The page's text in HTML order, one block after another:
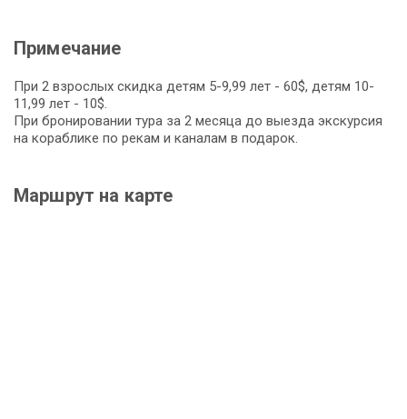
Примечание
При 2 взрослых скидка детям 5-9,99 лет - 60$, детям 10-
11,99 лет - 10$.
При бронировании тура за 2 месяца до выезда экскурсия
на кораблике по рекам и каналам в подарок.
Маршрут на карте